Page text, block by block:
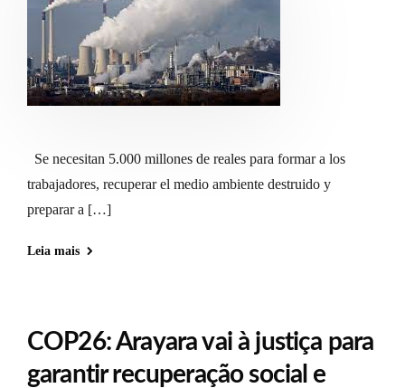
Se necesitan 5.000 millones de reales para formar a los
trabajadores, recuperar el medio ambiente destruido y
preparar a […]
Leia mais
COP26: Arayara vai à justiça para
garantir recuperação social e